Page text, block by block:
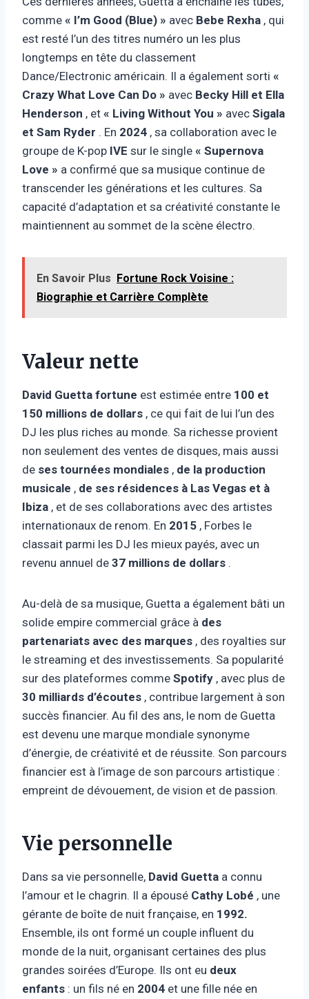
comme « I’m Good (Blue) » avec Bebe Rexha , qui
est resté l’un des titres numéro un les plus
longtemps en tête du classement
Dance/Electronic américain. Il a également sorti «
Crazy What Love Can Do » avec Becky Hill et Ella
Henderson , et « Living Without You » avec Sigala
et Sam Ryder . En 2024 , sa collaboration avec le
groupe de K-pop IVE sur le single « Supernova
Love » a confirmé que sa musique continue de
transcender les générations et les cultures. Sa
capacité d’adaptation et sa créativité constante le
maintiennent au sommet de la scène électro.
En Savoir Plus Fortune Rock Voisine :
Biographie et Carrière Complète
Valeur nette
David Guetta fortune est estimée entre 100 et
150 millions de dollars , ce qui fait de lui l’un des
DJ les plus riches au monde. Sa richesse provient
non seulement des ventes de disques, mais aussi
de ses tournées mondiales , de la production
musicale , de ses résidences à Las Vegas et à
Ibiza , et de ses collaborations avec des artistes
internationaux de renom. En 2015 , Forbes le
classait parmi les DJ les mieux payés, avec un
revenu annuel de 37 millions de dollars .
Au-delà de sa musique, Guetta a également bâti un
solide empire commercial grâce à des
partenariats avec des marques , des royalties sur
le streaming et des investissements. Sa popularité
sur des plateformes comme Spotify , avec plus de
30 milliards d’écoutes , contribue largement à son
succès financier. Au fil des ans, le nom de Guetta
est devenu une marque mondiale synonyme
d’énergie, de créativité et de réussite. Son parcours
financier est à l’image de son parcours artistique :
empreint de dévouement, de vision et de passion.
Vie personnelle
Dans sa vie personnelle, David Guetta a connu
l’amour et le chagrin. Il a épousé Cathy Lobé , une
gérante de boîte de nuit française, en 1992.
Ensemble, ils ont formé un couple influent du
monde de la nuit, organisant certaines des plus
grandes soirées d’Europe. Ils ont eu deux
enfants : un fils né en 2004 et une fille née en